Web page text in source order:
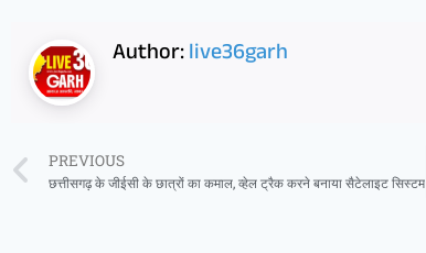
Author:live36garh
PREVIOUS
छत्तीसगढ़ के जीईसी के छात्रों का कमाल, व्हेल ट्रैक करने बनाया सैटेलाइट सिस्टम